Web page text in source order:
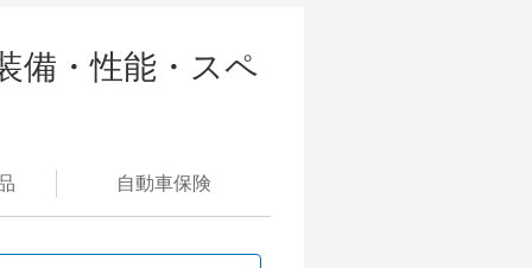
備・性能・スペ
自動車保険